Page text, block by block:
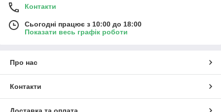
Контакти
Сьогодні працює з 10:00 до 18:00
Показати весь графік роботи
Про нас
Контакти